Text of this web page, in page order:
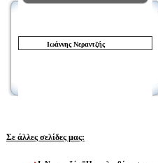
Ιωάννης Νεραντζής
Σε άλλες σελίδες μας: